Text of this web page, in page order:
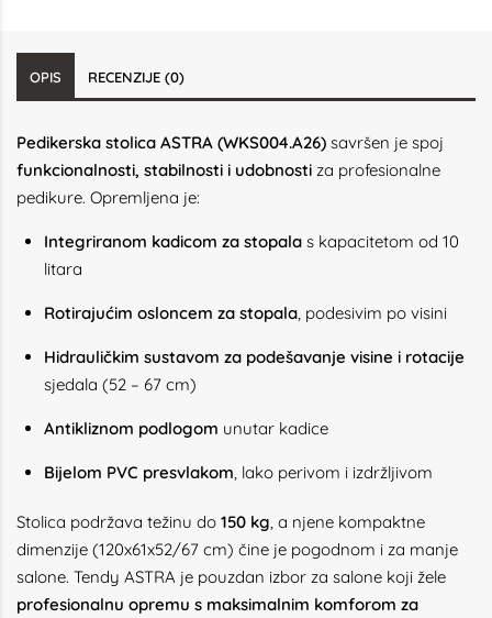
OPIS RECENZIJE (0)
Pedikerska stolica ASTRA (WKS004.A26) savršen je spoj
funkcionalnosti, stabilnosti i udobnosti za profesionalne
pedikure. Opremljena je:
Integriranom kadicom za stopala s kapacitetom od 10
litara
Rotirajućim osloncem za stopala, podesivim po visini
Hidrauličkim sustavom za podešavanje visine i rotacije
sjedala (52 – 67 cm)
Antikliznom podlogom unutar kadice
Bijelom PVC presvlakom, lako perivom i izdržljivom
Stolica podržava težinu do 150 kg, a njene kompaktne
dimenzije (120x61x52/67 cm) čine je pogodnom i za manje
salone. Tendy ASTRA je pouzdan izbor za salone koji žele
profesionalnu opremu s maksimalnim komforom za